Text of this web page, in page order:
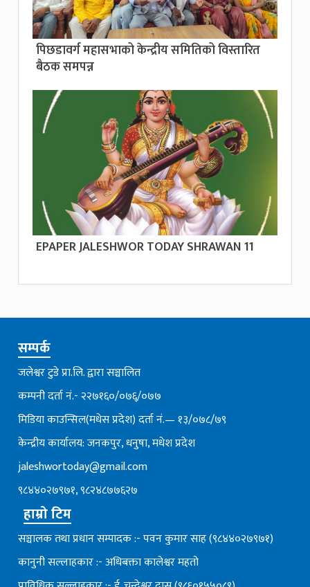
पिछडावर्ग महासभाको केन्द्रीय समितिको विस्तारित
बैठक समपन्न
EPAPER JALESHWOR TODAY SHRAWAN 11
सम्पर्क
जलेश्वर टुडे प्रा.लि. द्वारा सञ्चालित
कम्पनी दर्ता नं.- २२७१६०/०७६्/०७७
मिडिया काउन्सिल(मधेस प्रदेश) दर्ता नं.— १३/०७८/७९
केन्द्रीय कार्यालय: जनकपुर, धनुषा, मधेश प्रदेश
jaleshwortoday@gmail.com
९८४४०२७९७१, ९८२४८७७६२७
हाम्रो टिम
सञ्चालक तथा प्रधान सम्पादक :- पवन कुमार साह (९८४४०२७९७१)
कानुनी सल्लाहकार :- अधिबक्ता कालेश्वर महतो